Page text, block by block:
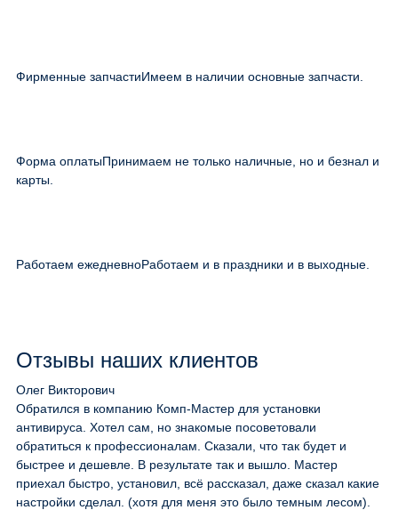
Фирменные запчастиИмеем в наличии основные запчасти.
Форма оплатыПринимаем не только наличные, но и безнал и
карты.
Работаем ежедневноРаботаем и в праздники и в выходные.
Отзывы наших клиентов
Олег Викторович
Обратился в компанию Комп-Мастер для установки
антивируса. Хотел сам, но знакомые посоветовали
обратиться к профессионалам. Сказали, что так будет и
быстрее и дешевле. В результате так и вышло. Мастер
приехал быстро, установил, всё рассказал, даже сказал какие
настройки сделал. (хотя для меня это было темным лесом).